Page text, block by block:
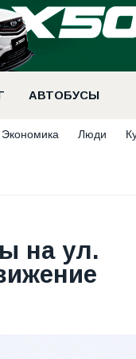
АВТОБУСЫ
Экономика Люди
на ул.